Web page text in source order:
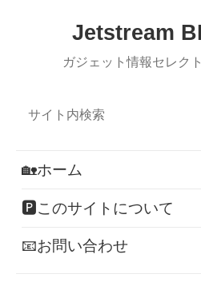
Jetstream
ガジェット情報セレク
🏡ホーム
🅿このサイトについて
📧お問い合わせ